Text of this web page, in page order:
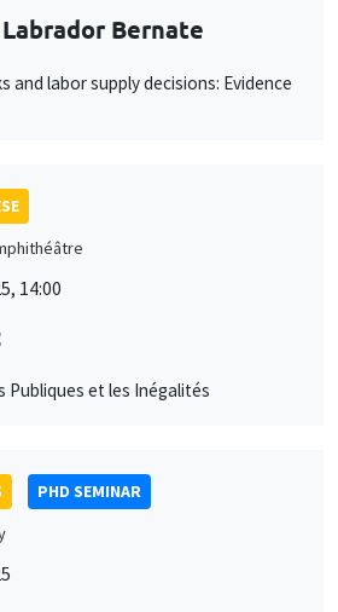
Bernate
and labor supply decisions: Evidence
14:00
et les Inégalités
PHD SEMINAR